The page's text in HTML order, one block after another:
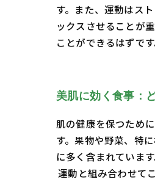
す。また、運動はス
ックスさせることが
ことができるはずです
美肌に効く食事：
肌の健康を保つため
す。果物や野菜、特
に多く含まれています
運動と組み合わせて